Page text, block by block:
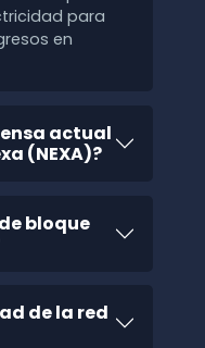
para
en
actual
(NEXA)?
bloque
de la red